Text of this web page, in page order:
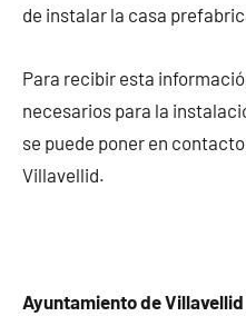
de instalar la casa
Para recibir esta
necesarios para la
se puede poner en
Villavellid.
Ayuntamiento de Villavellid